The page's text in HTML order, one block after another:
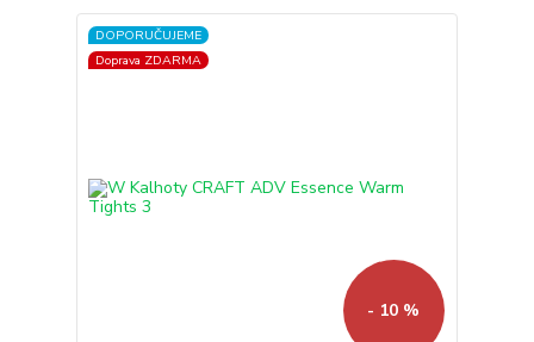
DOPORUČUJEME
Doprava ZDARMA
- 10 %